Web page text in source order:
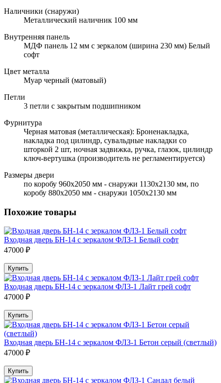
Наличники (снаружи)
Металлический наличник 100 мм
Внутренняя панель
МДФ панель 12 мм с зеркалом (ширина 230 мм) Белый
софт
Цвет металла
Муар черный (матовый)
Петли
3 петли с закрытым подшипником
Фурнитура
Черная матовая (металлическая): Броненакладка,
накладка под цилиндр, сувальдные накладки со
шторкой 2 шт, ночная задвижка, ручка, глазок, цилиндр
ключ-вертушка (производитель не регламентируется)
Размеры двери
по коробу 960х2050 мм - снаружи 1130х2130 мм, по
коробу 880х2050 мм - снаружи 1050х2130 мм
Похожие товары
Входная дверь БН-14 с зеркалом ФЛЗ-1 Белый софт
47000 ₽
Купить
Входная дверь БН-14 с зеркалом ФЛЗ-1 Лайт грей софт
47000 ₽
Купить
Входная дверь БН-14 с зеркалом ФЛЗ-1 Бетон серый (светлый)
47000 ₽
Купить